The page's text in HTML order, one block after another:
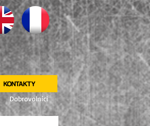
KONTAKTY
Dobrovolníci